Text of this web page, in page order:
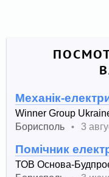
Механік-
Winner Group
Борисполь
• 3
Помічник
ТОВ Основа-